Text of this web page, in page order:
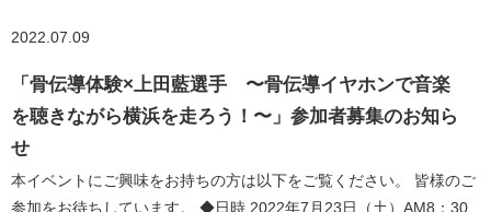
2022.07.09
「骨伝導体験×上田藍選手 〜骨伝導イヤホンで音楽
を聴きながら横浜を走ろう！〜」参加者募集のお知ら
せ
本イベントにご興味をお持ちの方は以下をご覧ください。 皆様のご
参加をお待ちしています。 ◆日時 2022年7月23日（土）AM8：30